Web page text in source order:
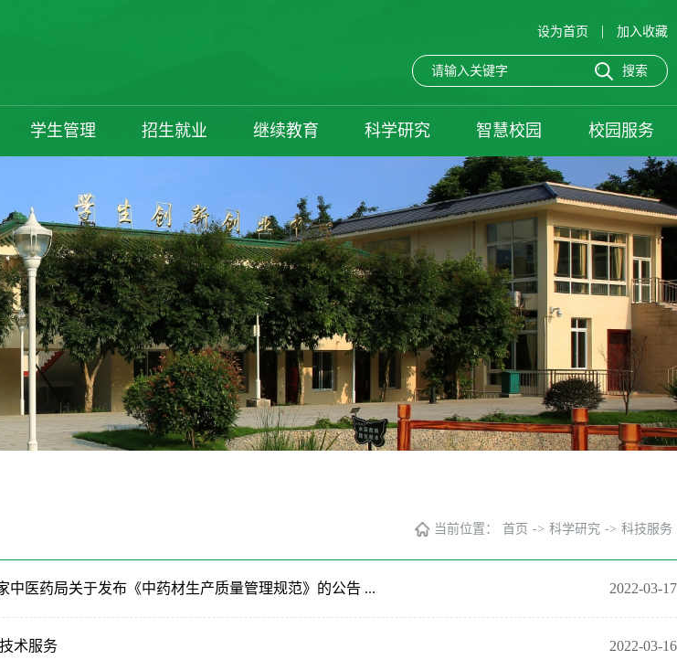
设为首页 | 加入收藏
学生管理 招生就业 继续教育 科学研究 智慧校园 校园服务
当前位置： 首页 -> 科学研究 -> 科技服务
2022-03-17
中医药局关于发布《中药材生产质量管理规范》的公告 ...
2022-03-16
术服务